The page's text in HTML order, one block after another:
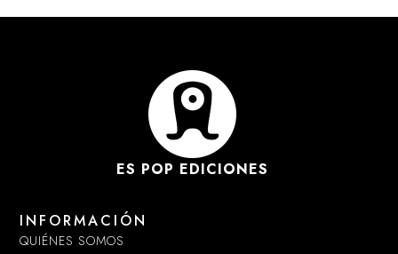
ES POP EDICIONES
INFORMACIÓN
QUIÉNES SOMOS